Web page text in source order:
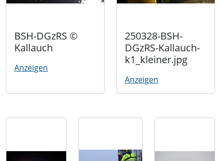
BSH-DGzRS ©
Kallauch
Anzeigen
250328-BSH-
DGzRS-Kallauch-
k1_kleiner.jpg
Anzeigen